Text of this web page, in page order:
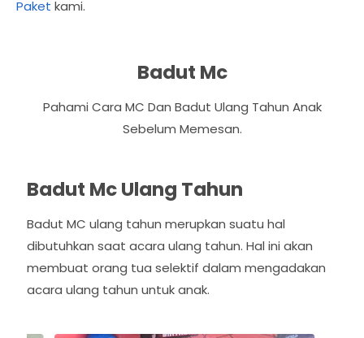
Paket kami.
Badut Mc
Pahami Cara MC Dan Badut Ulang Tahun Anak
Sebelum Memesan.
Badut Mc Ulang Tahun
Badut MC ulang tahun merupkan suatu hal
dibutuhkan saat acara ulang tahun. Hal ini akan
membuat orang tua selektif dalam mengadakan
acara ulang tahun untuk anak.